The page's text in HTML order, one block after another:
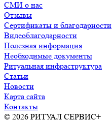
СМИ о нас
Отзывы
Сертификаты и благодарности
Видеоблагодарности
Полезная информация
Необходимые документы
Ритуальная инфраструктура
Статьи
Новости
Карта сайта
Контакты
© 2026 РИТУАЛ СЕРВИС+